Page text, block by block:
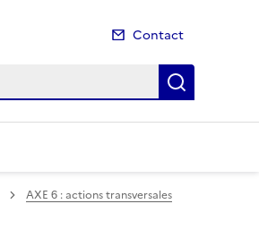
Contact
AXE 6 : actions transversales